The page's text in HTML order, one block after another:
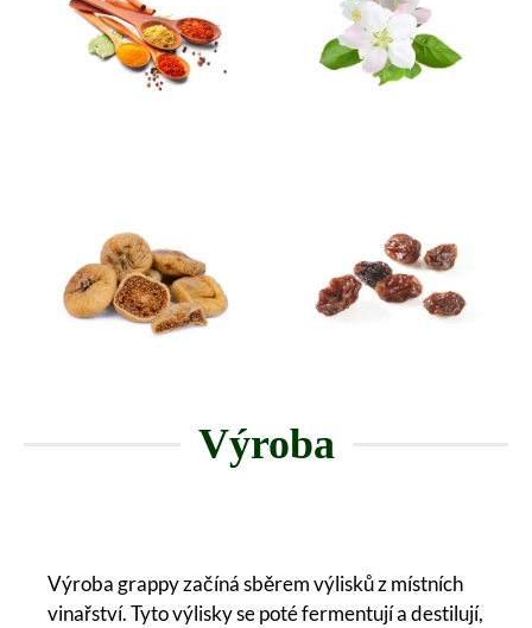
Výroba
Výroba grappy začíná sběrem výlisků z místních
vinařství. Tyto výlisky se poté fermentují a destilují,